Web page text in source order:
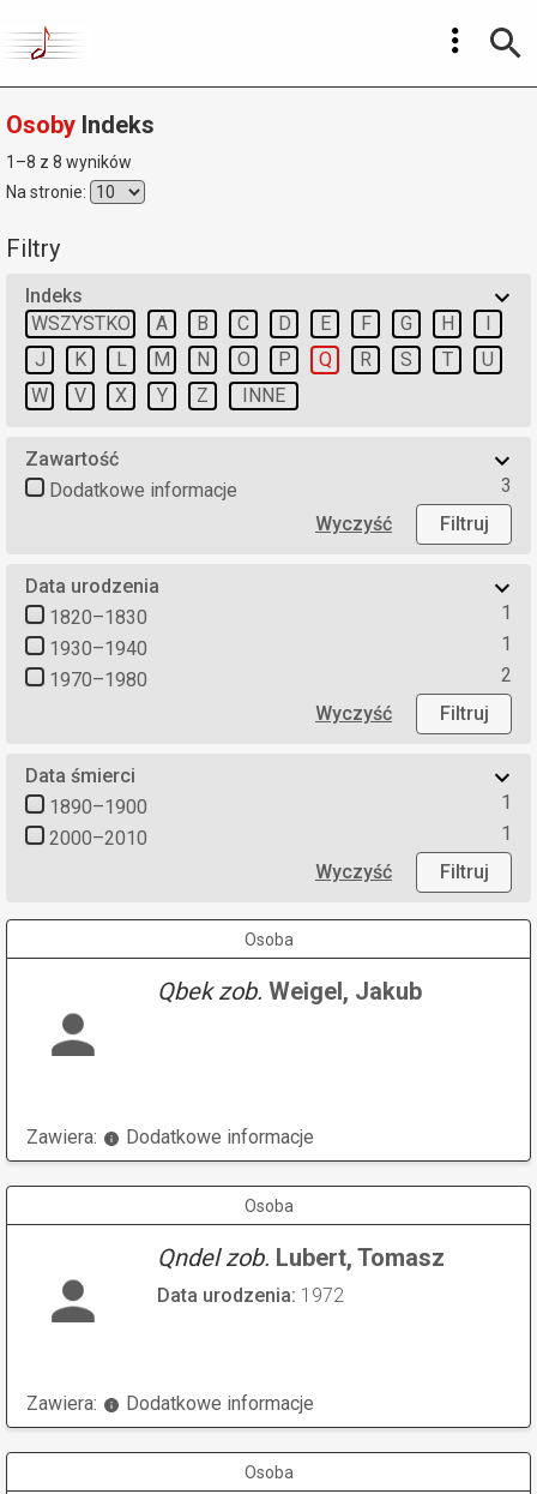
Osoby Indeks
1–8 z 8 wyników
Na stronie:
Filtry
Indeks
WSZYSTKO
A B C D E F G H
I
J
K L M N O P Q R S T
U
W
V X Y Z INNE
Zawartość
Dodatkowe informacje
3
Wyczyść
Filtruj
Data urodzenia
1820–1830
1
1930–1940
1
1970–1980
2
Wyczyść
Filtruj
Data śmierci
1890–1900
1
2000–2010
1
Wyczyść
Filtruj
Osoba
Qbek zob. Weigel, Jakub
Zawiera: Dodatkowe informacje
Osoba
Qndel zob. Lubert, Tomasz
Data urodzenia: 1972
Zawiera: Dodatkowe informacje
Osoba